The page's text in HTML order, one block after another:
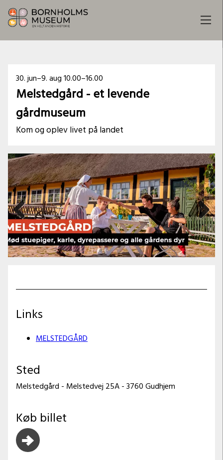
Dato
og
klokkeslæt
30. jun–9. aug10.00–16.00
Melstedgård - et levende
gårdmuseum
Kom og oplev livet på landet
Previous Next
Links
MELSTEDGÅRD
Sted
Melstedgård - Melstedvej 25A - 3760 Gudhjem
Køb billet